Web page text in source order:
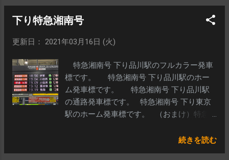
うか…？） 代わりになのかは不明ですが、
スクロールで特急であることの案内がされ
下り特急湘南号
更新日： 2021年03月16日 (火)
特急湘南号 下り品川駅のフルカラー発車
標です。 特急湘南号 下り品川駅のホー
ム発車標です。 特急湘南号 下り品川駅
の通路発車標です。 特急湘南号 下り東京
駅のホーム発車標です。 （おまけ）特急
続きを読む